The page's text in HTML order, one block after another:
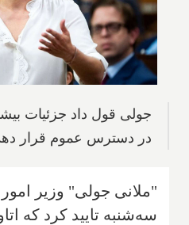
جولی قول داد جزئیات
در دسترس عموم قرار
"ملانی جولی" وزیر امور
سه‌شنبه تایید کرد که